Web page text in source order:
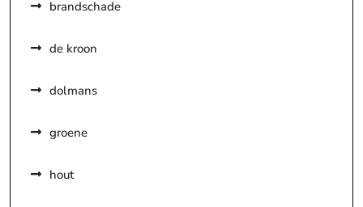
brandschade
de kroon
dolmans
groene
hout